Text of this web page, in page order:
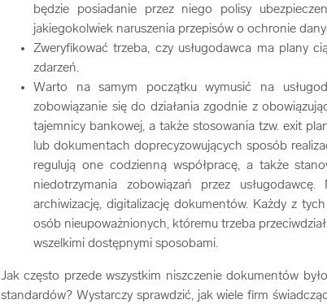
będzie posiadanie przez niego polisy
jakiegokolwiek naruszenia przepisów o ochronie
Zweryfikować trzeba, czy usługodawca ma plany
zdarzeń.
Warto na samym początku wymusić na
zobowiązanie się do działania zgodnie z
tajemnicy bankowej, a także stosowania tzw. exit
lub dokumentach doprecyzowujących sposób
regulują one codzienną współpracę, a także
niedotrzymania zobowiązań przez
archiwizację, digitalizację dokumentów. Każdy z
osób nieupoważnionych, któremu trzeba
wszelkimi dostępnymi sposobami.
Jak często przede wszystkim niszczenie dokumentów
standardów? Wystarczy sprawdzić, jak wiele firm